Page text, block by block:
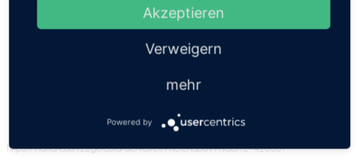
angeben. Bitte versuche es doch nochmals über die
https://thailandsun.12go.asia/de/travel/Phetchabun/Phrae/?z=416557
Akzeptieren
Verweigern
mehr
Powered by